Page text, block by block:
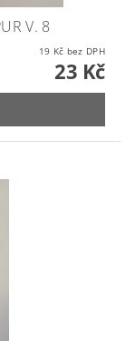
V. 8
19 Kč bez DPH
23 Kč